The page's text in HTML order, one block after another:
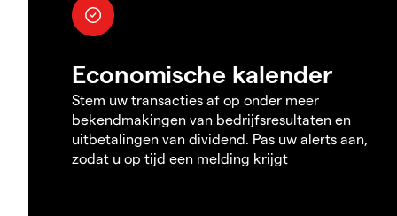
Economische kalender
Stem uw transacties af op onder meer
bekendmakingen van bedrijfsresultaten en
uitbetalingen van dividend. Pas uw alerts aan,
zodat u op tijd een melding krijgt